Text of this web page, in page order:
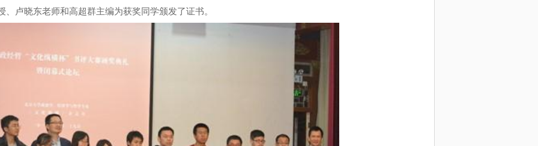
、卢晓东老师和高超群主编为获奖同学颁发了证书。